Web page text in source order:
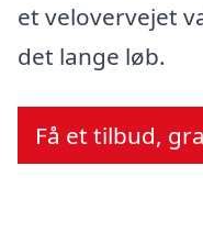
et velovervejet
det lange løb.
Få et tilbud,